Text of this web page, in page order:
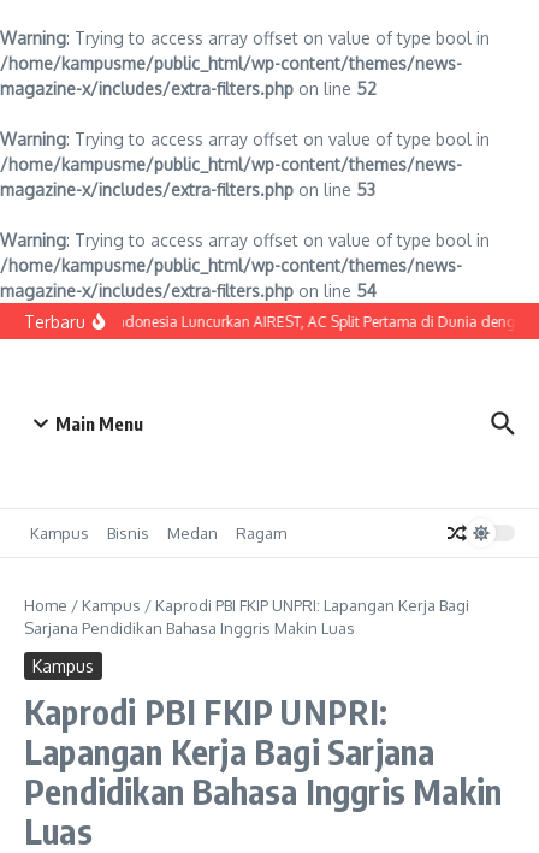
Warning: Trying to access array offset on value of type bool in
/home/kampusme/public_html/wp-content/themes/news-
magazine-x/includes/extra-filters.php on line 52
Warning: Trying to access array offset on value of type bool in
/home/kampusme/public_html/wp-content/themes/news-
magazine-x/includes/extra-filters.php on line 53
Warning: Trying to access array offset on value of type bool in
/home/kampusme/public_html/wp-content/themes/news-
magazine-x/includes/extra-filters.php on line 54
Lewati ke konten
TerbaruSHARP Indonesia Luncurkan AIREST, AC Split Pertama di Dunia dengan
Main Menu
Kampus Bisnis Medan Ragam
Home / Kampus / Kaprodi PBI FKIP UNPRI: Lapangan Kerja Bagi
Sarjana Pendidikan Bahasa Inggris Makin Luas
Kampus
Kaprodi PBI FKIP UNPRI:
Lapangan Kerja Bagi Sarjana
Pendidikan Bahasa Inggris Makin
Luas